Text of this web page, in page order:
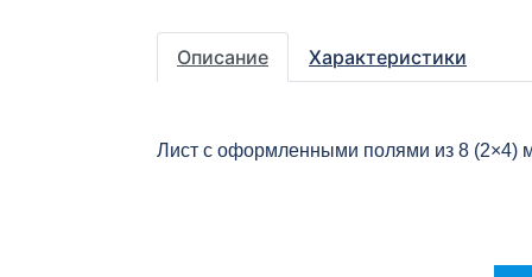
Описание Характеристики
Лист с оформленными полями из 8 (2×4)